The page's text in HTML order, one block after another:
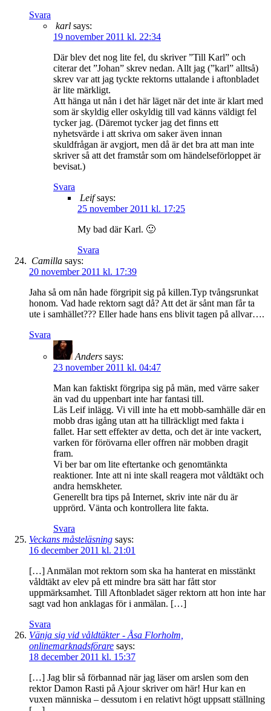
Svara
karl says:
19 november 2011 kl. 22:34
Där blev det nog lite fel, du skriver ”Till Karl” och
citerar det ”Johan” skrev nedan. Allt jag (”karl” alltså)
skrev var att jag tyckte rektorns uttalande i aftonbladet
är lite märkligt.
Att hänga ut nån i det här läget när det inte är klart med
som är skyldig eller oskyldig till vad känns väldigt fel
tycker jag. (Däremot tycker jag det finns ett
nyhetsvärde i att skriva om saker även innan
skuldfrågan är avgjort, men då är det bra att man inte
skriver så att det framstår som om händelseförloppet är
bevisat.)
Svara
Leif says:
25 november 2011 kl. 17:25
My bad där Karl. 🙂
Svara
Camilla says:
20 november 2011 kl. 17:39
Jaha så om nån hade förgripit sig på killen.Typ tvångsrunkat
honom. Vad hade rektorn sagt då? Att det är sånt man får ta
ute i samhället??? Eller hade hans ens blivit tagen på allvar….
Svara
Anders says:
23 november 2011 kl. 04:47
Man kan faktiskt förgripa sig på män, med värre saker
än vad du uppenbart inte har fantasi till.
Läs Leif inlägg. Vi vill inte ha ett mobb-samhälle där en
mobb dras igång utan att ha tillräckligt med fakta i
fallet. Har sett effekter av detta, och det är inte vackert,
varken för förövarna eller offren när mobben dragit
fram.
Vi ber bar om lite eftertanke och genomtänkta
reaktioner. Inte att ni inte skall reagera mot våldtäkt och
andra hemskheter.
Generellt bra tips på Internet, skriv inte när du är
upprörd. Vänta och kontrollera lite fakta.
Svara
Veckans måsteläsning says:
16 december 2011 kl. 21:01
[…] Anmälan mot rektorn som ska ha hanterat en misstänkt
våldtäkt av elev på ett mindre bra sätt har fått stor
uppmärksamhet. Till Aftonbladet säger rektorn att hon inte har
sagt vad hon anklagas för i anmälan. […]
Svara
Vänja sig vid våldtäkter - Åsa Florholm,
onlinemarknadsförare says:
18 december 2011 kl. 15:37
[…] Jag blir så förbannad när jag läser om arslen som den
rektor Damon Rasti på Ajour skriver om här! Hur kan en
vuxen människa – dessutom i en relativt högt uppsatt ställning